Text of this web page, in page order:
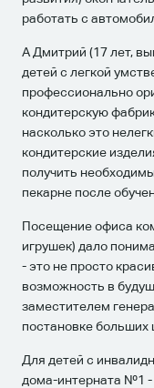
работать с
А Дмитрий (17 лет,
детей с легкой
профессионально
кондитерскую
насколько это
кондитерские
получить
пекарне после
Посещение офиса
игрушек) дало
- это не просто
возможность в
заместителем
постановке больших
Для детей с
дома-интерната №1